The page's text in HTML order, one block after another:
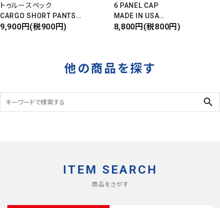
トゥルースペック
CARGO SHORT PANTS
カーゴショートパンツ
9,900円(税900円)
6 PANEL CAP
MADE IN USA
Front Design
8,800円(税800円)
他の商品を探す
search
ITEM SEARCH
商品をさがす